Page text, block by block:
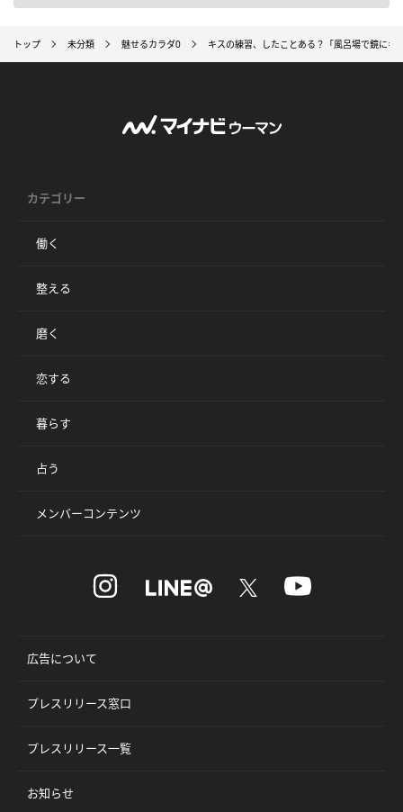
トップ 未分類 魅せるカラダ0 キスの練習、したことある？「風呂場で鏡に
カテゴリー
働く
整える
磨く
恋する
暮らす
占う
メンバーコンテンツ
広告について
プレスリリース窓口
プレスリリース一覧
お知らせ